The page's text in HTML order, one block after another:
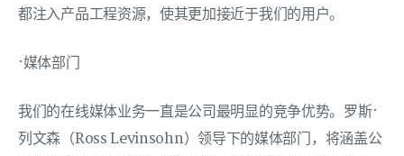
都注入产品工程资源，使其更加接近于我们的用户。
·媒体部门
我们的在线媒体业务一直是公司最明显的竞争优势。罗斯·
列文森（Ross Levinsohn）领导下的媒体部门，将涵盖公